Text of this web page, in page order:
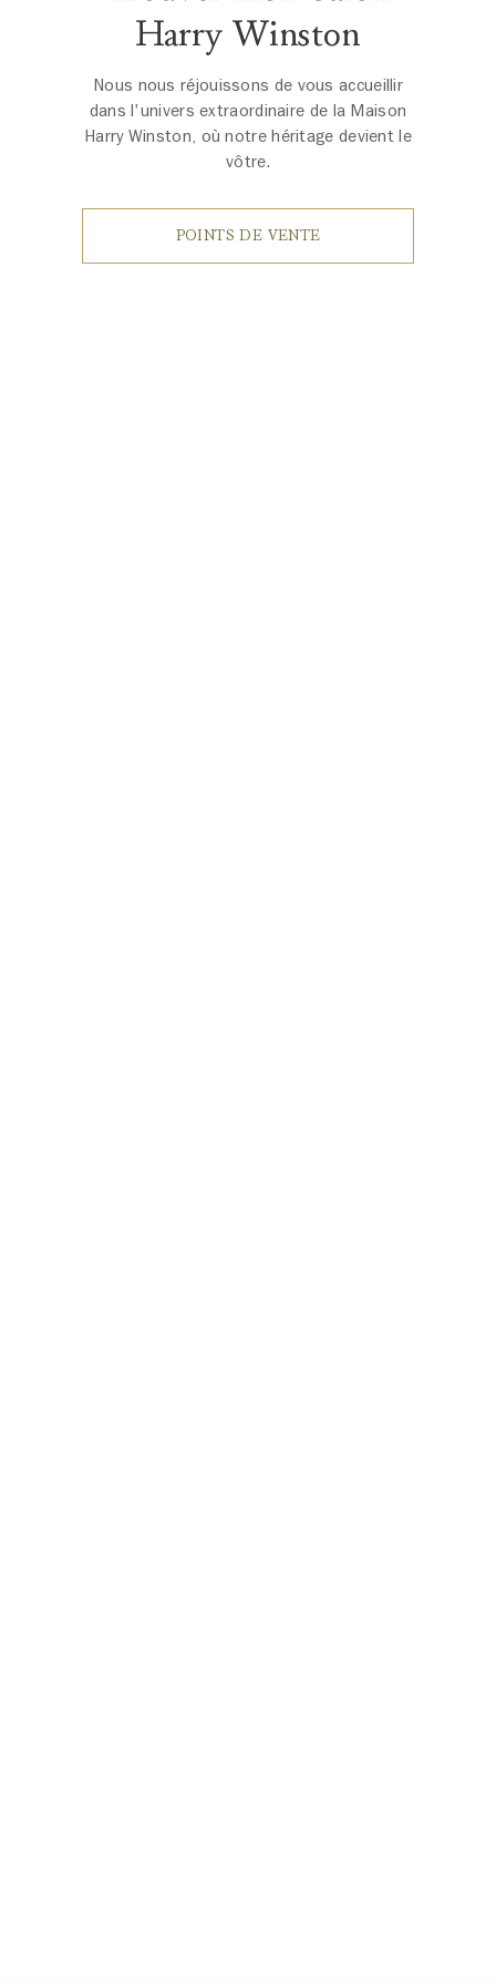
Harry Winston
Nous nous réjouissons de vous accueillir
dans l'univers extraordinaire de la Maison
Harry Winston, où notre héritage devient le
vôtre.
POINTS DE VENTE